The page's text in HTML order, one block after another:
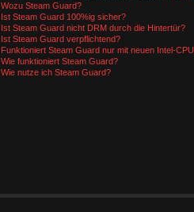
Wozu Steam Guard?
Ist Steam Guard 100%ig sicher?
Ist Steam Guard nicht DRM durch die Hintertür?
Ist Steam Guard verpflichtend?
Funktioniert Steam Guard nur mit neuen Intel-
Wie funktioniert Steam Guard?
Wie nutze ich Steam Guard?